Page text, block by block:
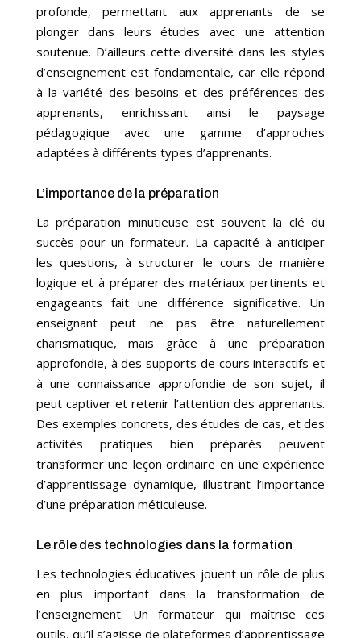
profonde, permettant aux apprenants de se
plonger dans leurs études avec une attention
soutenue. D’ailleurs cette diversité dans les styles
d’enseignement est fondamentale, car elle répond
à la variété des besoins et des préférences des
apprenants, enrichissant ainsi le paysage
pédagogique avec une gamme d’approches
adaptées à différents types d’apprenants.
L’importance de la préparation
La préparation minutieuse est souvent la clé du
succès pour un formateur. La capacité à anticiper
les questions, à structurer le cours de manière
logique et à préparer des matériaux pertinents et
engageants fait une différence significative. Un
enseignant peut ne pas être naturellement
charismatique, mais grâce à une préparation
approfondie, à des supports de cours interactifs et
à une connaissance approfondie de son sujet, il
peut captiver et retenir l’attention des apprenants.
Des exemples concrets, des études de cas, et des
activités pratiques bien préparés peuvent
transformer une leçon ordinaire en une expérience
d’apprentissage dynamique, illustrant l’importance
d’une préparation méticuleuse.
Le rôle des technologies dans la formation
Les technologies éducatives jouent un rôle de plus
en plus important dans la transformation de
l’enseignement. Un formateur qui maîtrise ces
outils, qu’il s’agisse de plateformes d’apprentissage